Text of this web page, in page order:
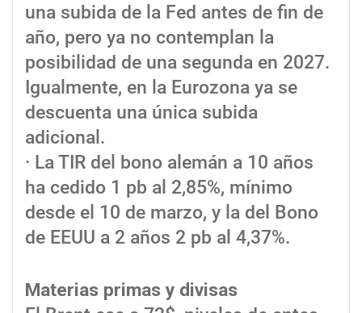
una subida de la Fed antes de fin de
año, pero ya no contemplan la
posibilidad de una segunda en 2027.
Igualmente, en la Eurozona ya se
descuenta una única subida
adicional.
· La TIR del bono alemán a 10 años
ha cedido 1 pb al 2,85%, mínimo
desde el 10 de marzo, y la del Bono
de EEUU a 2 años 2 pb al 4,37%.
Materias primas y divisas